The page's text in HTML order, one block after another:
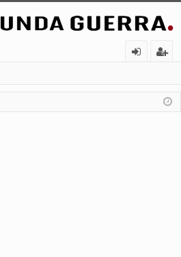
nt
ifi
ist
ra